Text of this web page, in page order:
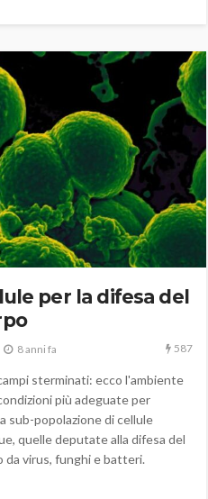
per la difesa del
8 anni fa 587
sterminati: ecco l'ambiente
più adeguate per
sub-popolazione di cellule
quelle deputate alla difesa del
da virus, funghi e batteri.